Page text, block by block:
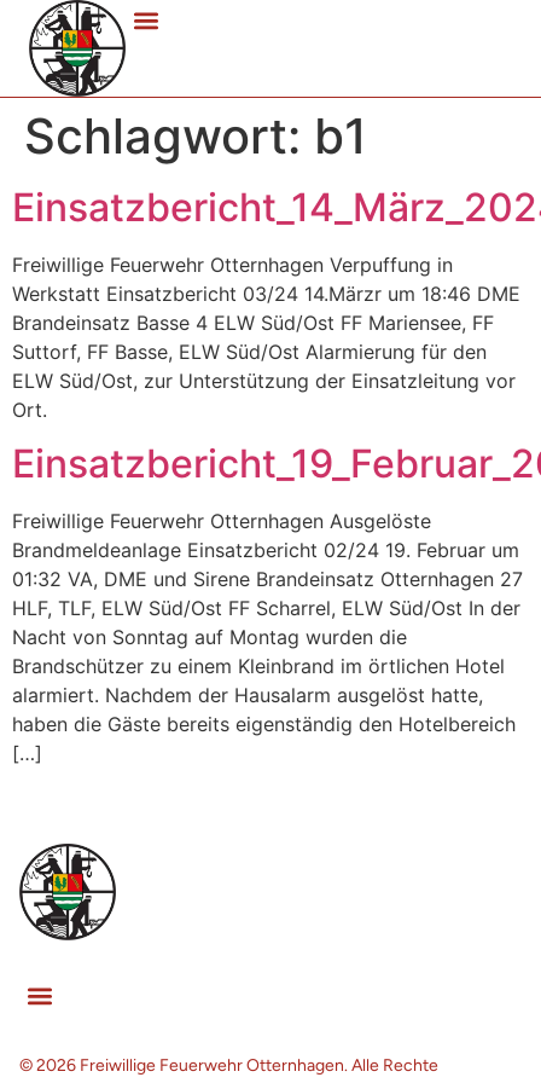
Schlagwort: b1
Freiwillige Feuerwehr Otternhagen Verpuffung in
Werkstatt Einsatzbericht 03/24 14.Märzr um 18:46 DME
Brandeinsatz Basse 4 ELW Süd/Ost FF Mariensee, FF
Suttorf, FF Basse, ELW Süd/Ost Alarmierung für den
ELW Süd/Ost, zur Unterstützung der Einsatzleitung vor
Ort.
Freiwillige Feuerwehr Otternhagen Ausgelöste
Brandmeldeanlage Einsatzbericht 02/24 19. Februar um
01:32 VA, DME und Sirene Brandeinsatz Otternhagen 27
HLF, TLF, ELW Süd/Ost FF Scharrel, ELW Süd/Ost In der
Nacht von Sonntag auf Montag wurden die
Brandschützer zu einem Kleinbrand im örtlichen Hotel
alarmiert. Nachdem der Hausalarm ausgelöst hatte,
haben die Gäste bereits eigenständig den Hotelbereich
[…]
© 2026 Freiwillige Feuerwehr Otternhagen. Alle Rechte